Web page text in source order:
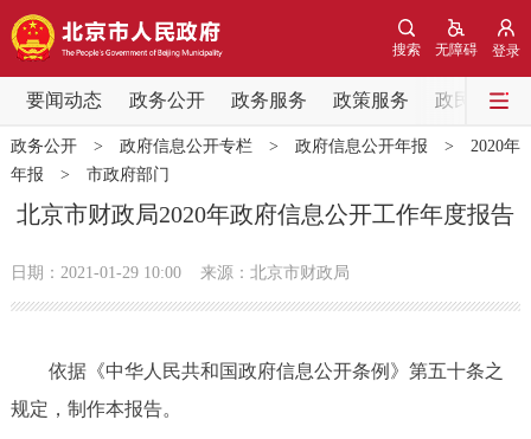
登录
无障碍
搜索
要闻动态 政务公开 政务服务 政策服务 政民互动
要闻动态
党中央精神 国务院信息 中央部委动态
北京要闻 会议信息 部门动态
各区热点
市领导
政务公开> 政府信息公开专栏> 政府信息公开年报 > 2020年
年报 > 市政府部门
北京市财政局2020年政府信息公开工作年度报告
日期：2021-01-29 10:00 来源：北京市财政局
依据《中华人民共和国政府信息公开条例》第五十条之
规定，制作本报告。